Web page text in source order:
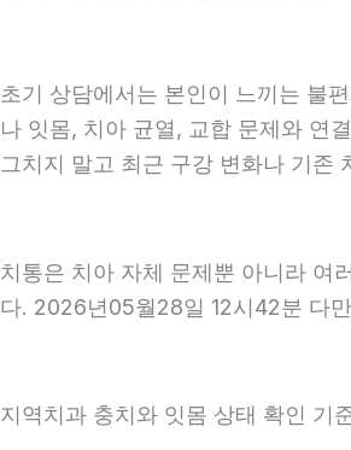
초기 상담에서는 본인이 느끼는 불
나 잇몸, 치아 균열, 교합 문제와 연
그치지 말고 최근 구강 변화나 기
치통은 치아 자체 문제뿐 아니라 여
다. 2026년05월28일 12시42분 다
지역치과 충치와 잇몸 상태 확인 기